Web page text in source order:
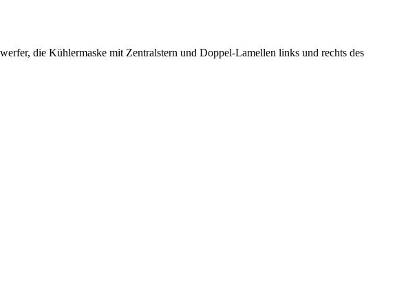
die Kühlermaske mit Zentralstern und Doppel-Lamellen links und rechts des